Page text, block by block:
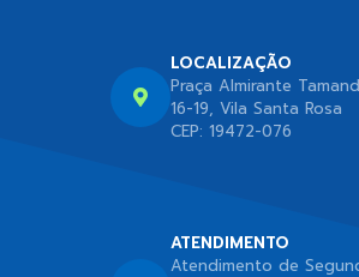
LOCALIZAÇÃO
Praça Almirante
16-19, Vila Santa Rosa
CEP: 19472-076
ATENDIMENTO
Atendimento de